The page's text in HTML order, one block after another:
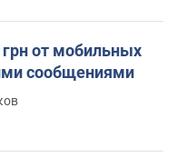
от мобильных
сообщениями